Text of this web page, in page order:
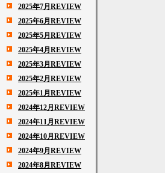
2025年7月REVIEW
2025年6月REVIEW
2025年5月REVIEW
2025年4月REVIEW
2025年3月REVIEW
2025年2月REVIEW
2025年1月REVIEW
2024年12月REVIEW
2024年11月REVIEW
2024年10月REVIEW
2024年9月REVIEW
2024年8月REVIEW